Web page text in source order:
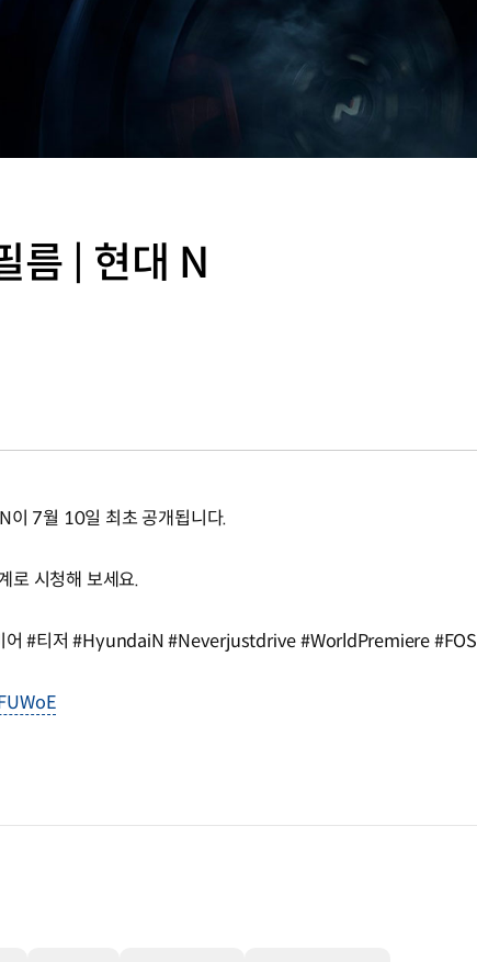
름 | 현대 N
이 7월 10일 최초 공개됩니다.
로 시청해 보세요.
어 #티저 #HyundaiN #Neverjustdrive #WorldPremiere #FOS